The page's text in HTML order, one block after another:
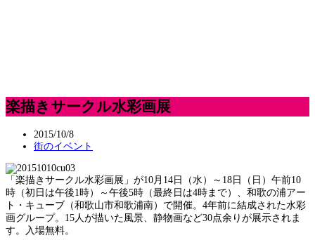
楽描きサークル水彩画展
2015/10/8
街のイベント
「楽描きサークル水彩画展」が10月14日（水）～18日（日）午前10
時（初日は午後1時）～午後5時（最終日は4時まで）、和歌の浦アー
ト・キューブ（和歌山市和歌浦南）で開催。4年前に結成された水彩
画グループ。15人が描いた風景、静物画など30点余りが展示されま
す。入場無料。